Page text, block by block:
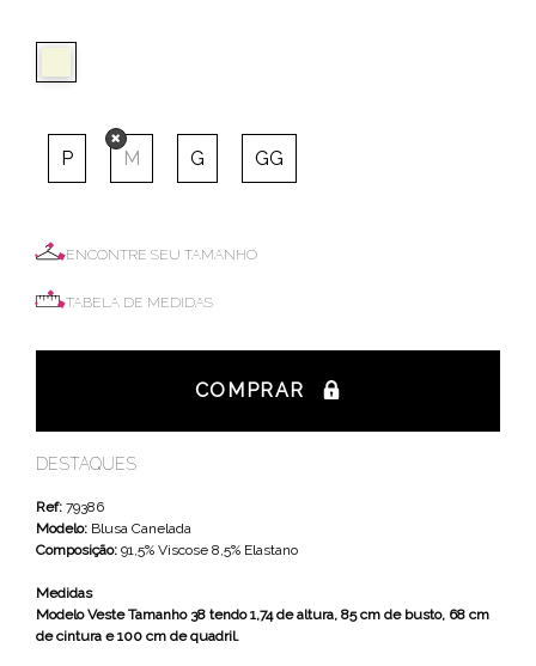
P M G GG
ENCONTRE SEU TAMANHO
TABELA DE MEDIDAS
COMPRAR
DESTAQUES
Ref: 79386
Modelo: Blusa Canelada
Composição: 91,5% Viscose 8,5% Elastano
Medidas
Modelo Veste Tamanho 38 tendo 1,74 de altura, 85 cm de busto, 68 cm
de cintura e 100 cm de quadril.